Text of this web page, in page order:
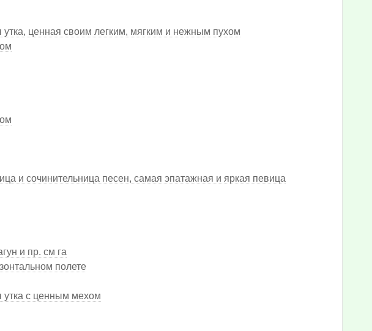
ценная своим легким, мягким и нежным пухом
и сочинительница песен, самая эпатажная и яркая певица
и пр. см га
полете
утка с ценным мехом